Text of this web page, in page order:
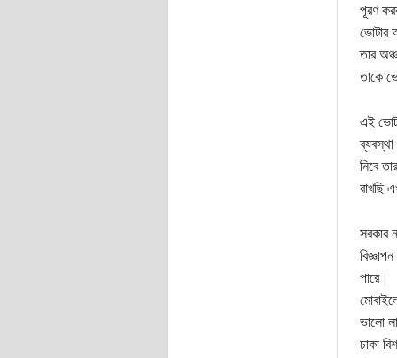
পূরণ
ভোটার
তার
তাকে
এই
নিবে
রাখছি
সরকার
পারে।
ভালো
ঢাকা